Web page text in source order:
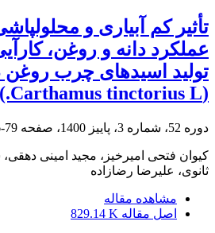
تأثیر کم آبیاری و محلول‏پاشی
عملکرد دانه و روغن،
تولید اسیدهای چرب روغن
(Carthamus tinctorius L.)
دوره 52، شماره 3، پاییز 1400، صفحه 79-96
کیوان فتحی امیرخیز، مجید امینی
ثانوی، علیرضا رضازاده
مشاهده مقاله
اصل مقاله 829.14 K